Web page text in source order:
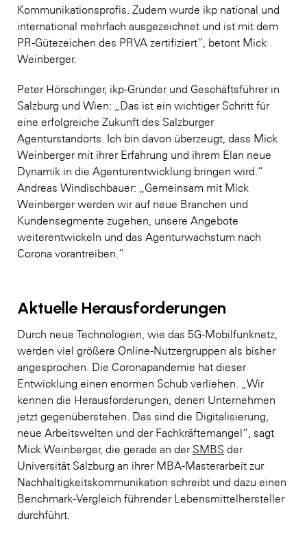
Kommunikationsprofis. Zudem wurde ikp national und
international mehrfach ausgezeichnet und ist mit dem
PR-Gütezeichen des PRVA zertifiziert“, betont Mick
Weinberger.
Peter Hörschinger, ikp-Gründer und Geschäftsführer in
Salzburg und Wien: „Das ist ein wichtiger Schritt für
eine erfolgreiche Zukunft des Salzburger
Agenturstandorts. Ich bin davon überzeugt, dass Mick
Weinberger mit ihrer Erfahrung und ihrem Elan neue
Dynamik in die Agenturentwicklung bringen wird.“
Andreas Windischbauer: „Gemeinsam mit Mick
Weinberger werden wir auf neue Branchen und
Kundensegmente zugehen, unsere Angebote
weiterentwickeln und das Agenturwachstum nach
Corona vorantreiben.“
Aktuelle Herausforderungen
Durch neue Technologien, wie das 5G-Mobilfunknetz,
werden viel größere Online-Nutzergruppen als bisher
angesprochen. Die Coronapandemie hat dieser
Entwicklung einen enormen Schub verliehen. „Wir
kennen die Herausforderungen, denen Unternehmen
jetzt gegenüberstehen. Das sind die Digitalisierung,
neue Arbeitswelten und der Fachkräftemangel“, sagt
Mick Weinberger, die gerade an der SMBS der
Universität Salzburg an ihrer MBA-Masterarbeit zur
Nachhaltigkeitskommunikation schreibt und dazu einen
Benchmark-Vergleich führender Lebensmittelhersteller
durchführt.